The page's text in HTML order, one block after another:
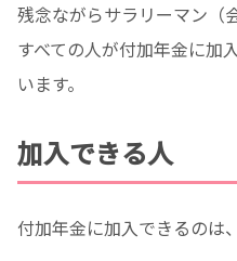
残念ながらサラリーマン（
すべての人が付加年金に加
います。
加入できる人
付加年金に加入できるのは